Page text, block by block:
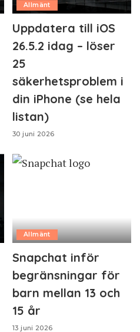
Allmänt
Uppdatera till iOS
26.5.2 idag – löser
25
säkerhetsproblem i
din iPhone (se hela
listan)
30 juni 2026
Allmänt
Snapchat inför
begränsningar för
barn mellan 13 och
15 år
13 juni 2026